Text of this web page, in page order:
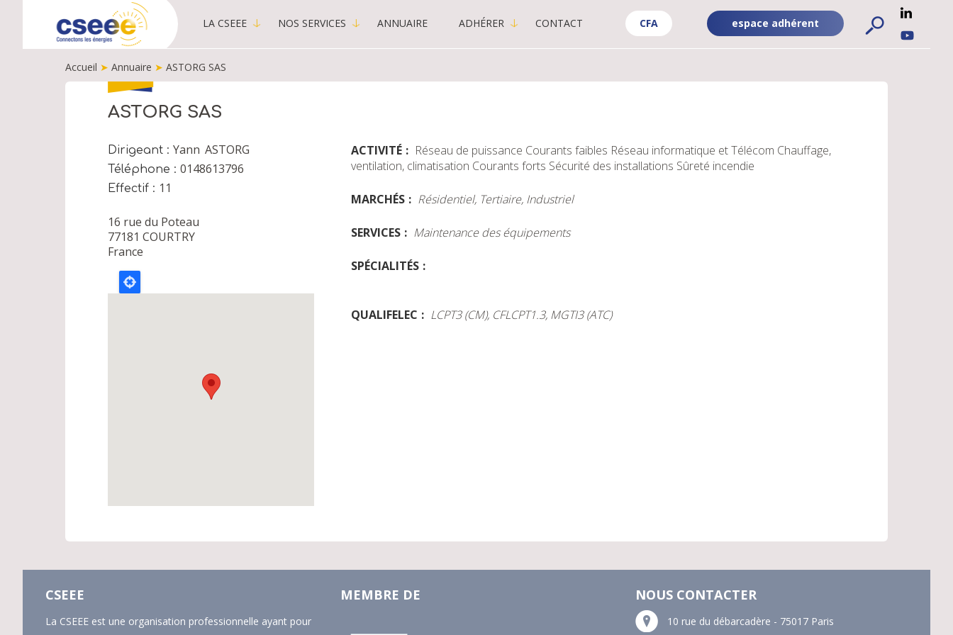
MENU
-
PUBLIC
LA CSEEE NOS SERVICES ANNUAIRE ADHÉRER CONTACT
ADHÉRENT
-
espace adhérent
CFA
-
CFA
FIL
D'ARIANE
Accueil ➤ Annuaire ➤ ASTORG SAS
ASTORG SAS
Dirigeant Yann ASTORG
Téléphone 0148613796
Effectif 11
16 rue du Poteau
77181 COURTRY
France
ACTIVITÉ Réseau de puissance Courants faibles Réseau informatique et Télécom Chauffage,
ventilation, climatisation Courants forts Sécurité des installations Sûreté incendie
MARCHÉS Résidentiel, Tertiaire, Industriel
SERVICES Maintenance des équipements
SPÉCIALITÉS
QUALIFELEC LCPT3 (CM), CFLCPT1.3, MGTI3 (ATC)
CSEEE
La CSEEE est une organisation professionnelle ayant pour
MEMBRE DE NOUS CONTACTER
10 rue du débarcadère - 75017 Paris